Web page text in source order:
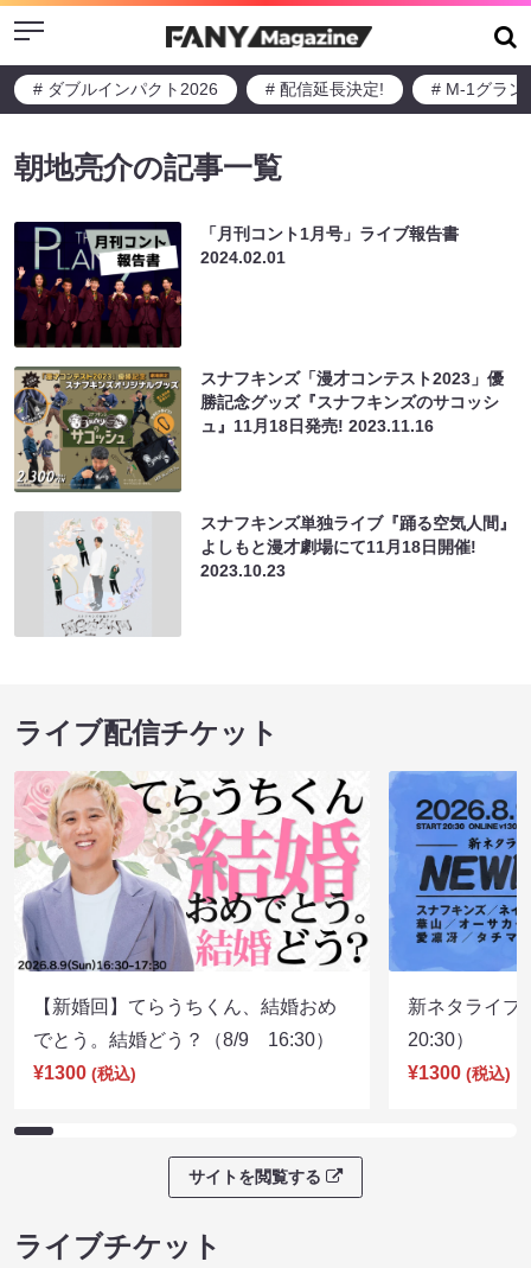
Menu
# ダブルインパクト2026 # 配信延長決定! # M-1グラン
朝地亮介の記事一覧
「月刊コント1月号」ライブ報告書
2024.02.01
スナフキンズ「漫才コンテスト2023」優
勝記念グッズ『スナフキンズのサコッシ
ュ』11月18日発売!2023.11.16
スナフキンズ単独ライブ『踊る空気人間』
よしもと漫才劇場にて11月18日開催!
2023.10.23
ライブ配信チケット
【新婚回】てらうちくん、結婚おめ
でとう。結婚どう？（8/9 16:30）
¥1300 (税込)
新ネタライ
20:30）
¥1300 (税込)
サイトを閲覧する
ライブチケット